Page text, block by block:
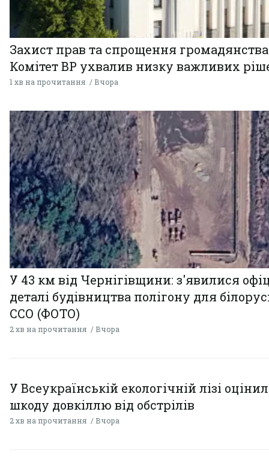
Захист прав та спрощення
Комітет ВР ухвалив низку важливих
1 хв на прочитання Вчора
У 43 км від Чернігівщини: з'явилися
деталі будівництва полігону для
ССО (ФОТО)
2 хв на прочитання Вчора
У Всеукраїнській екологічній лізі
шкоду довкіллю від обстрілів
2 хв на прочитання Вчора